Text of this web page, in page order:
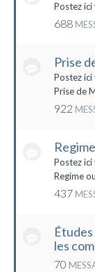
Postez
688
Prise
Postez
Prise de
922
Postez
Regime
437
les
70